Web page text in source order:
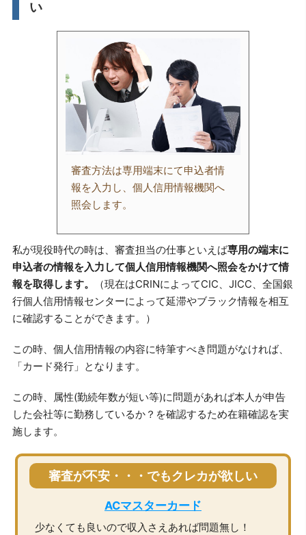
い
審査方法は専用端末にて申込者情
報を入力し、個人信用情報機関へ
照会します。
私が現役時代の時は、審査担当の仕事といえば専用の端末に
申込者の情報を入力して個人信用情報機関へ照会をかけて情
報を取得します。
（現在はCRINによってCIC、JICC、全国銀
行個人信用情報センターによって延滞やブラック情報を相互
に確認することができます。）
この時、個人信用情報の内容に特筆すべき問題がなければ、
「カード発行」となります。
この時、属性(勤続年数が短い等)に問題があれば本人が申告
した会社等に勤務しているか？を確認するため在籍確認を実
施します。
審査が不安・・・でもクレカが欲しい
ACマスターカード
少なくても良いので収入さえあれば問題無し！